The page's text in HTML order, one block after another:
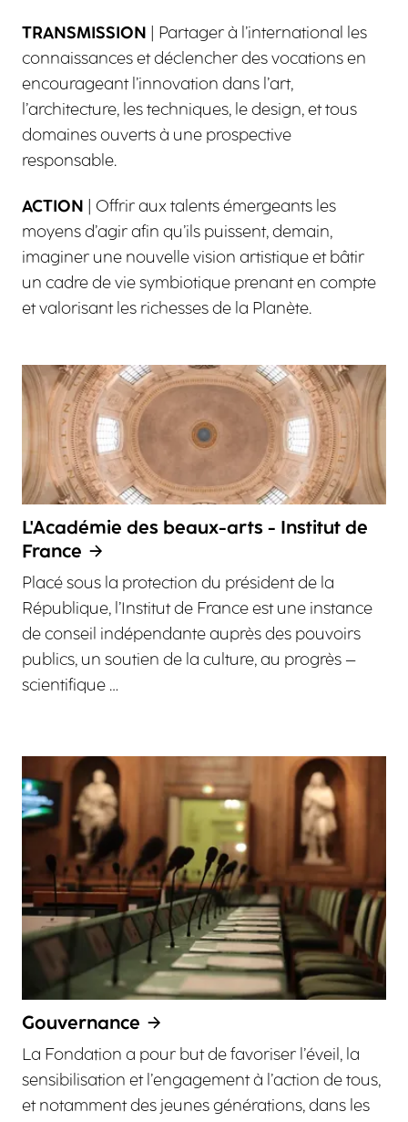
TRANSMISSION | Partager à l’international les
connaissances et déclencher des vocations en
encourageant l’innovation dans l’art,
l’architecture, les techniques, le design, et tous
domaines ouverts à une prospective
responsable.
ACTION | Offrir aux talents émergeants les
moyens d’agir afin qu’ils puissent, demain,
imaginer une nouvelle vision artistique et bâtir
un cadre de vie symbiotique prenant en compte
et valorisant les richesses de la Planète.
L'Académie des beaux-arts - Institut de
France
Placé sous la protection du président de la
République, l’Institut de France est une instance
de conseil indépendante auprès des pouvoirs
publics, un soutien de la culture, au progrès –
scientifique …
Gouvernance
La Fondation a pour but de favoriser l’éveil, la
sensibilisation et l’engagement à l’action de tous,
et notamment des jeunes générations, dans les